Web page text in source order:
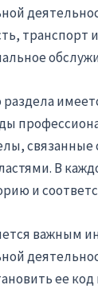
транспорт и
раздела
В
и
важным
ее код